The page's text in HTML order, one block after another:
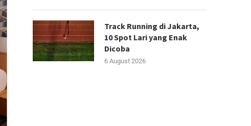
Track Running di Jakarta,
10 Spot Lari yang Enak
Dicoba
6 August 2026